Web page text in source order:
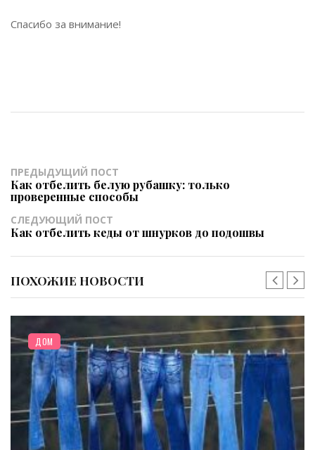
Спасибо за внимание!
ПРЕДЫДУЩИЙ ПОСТ
Как отбелить белую рубашку: только
проверенные способы
СЛЕДУЮЩИЙ ПОСТ
Как отбелить кеды от шнурков до подошвы
ПОХОЖИЕ НОВОСТИ
ДОМ